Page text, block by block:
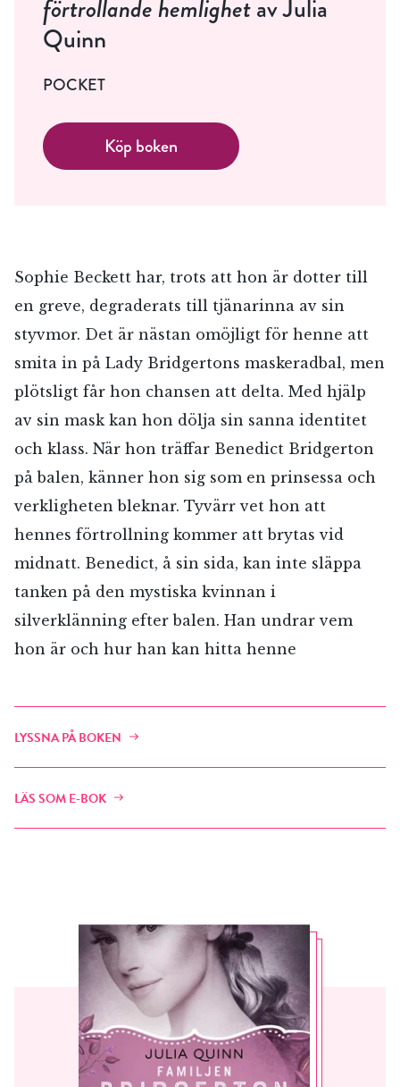
förtrollande hemlighetav Julia
Quinn
POCKET
Köp boken
Sophie Beckett har, trots att hon är dotter till
en greve, degraderats till tjänarinna av sin
styvmor. Det är nästan omöjligt för henne att
smita in på Lady Bridgertons maskeradbal, men
plötsligt får hon chansen att delta. Med hjälp
av sin mask kan hon dölja sin sanna identitet
och klass. När hon träffar Benedict Bridgerton
på balen, känner hon sig som en prinsessa och
verkligheten bleknar. Tyvärr vet hon att
hennes förtrollning kommer att brytas vid
midnatt. Benedict, å sin sida, kan inte släppa
tanken på den mystiska kvinnan i
silverklänning efter balen. Han undrar vem
hon är och hur han kan hitta henne
LYSSNA PÅ BOKEN
LÄS SOM E-BOK